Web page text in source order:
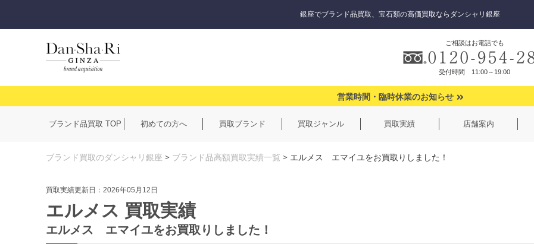
銀座でブランド品買取、宝石類の高価買取ならダンシャリ銀座
ご相談はお電話でも
受付時間 11:00～19:00
営業時間・臨時休業のお知らせ
ブランド品買取 TOP 初めての方へ 買取ブランド 買取ジャンル 買取実績 店舗案内
ブランド買取のダンシャリ銀座 > ブランド品高額買取実績一覧 > エルメス エマイユをお買取りしました！
買取実績更新日：2026年05月12日
エルメス 買取実績
エルメス エマイユをお買取りしました！